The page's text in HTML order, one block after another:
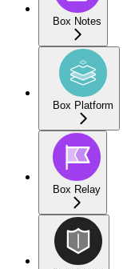
Box Notes
Box Platform
Box Relay